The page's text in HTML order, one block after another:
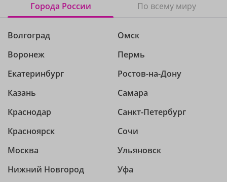
Города России По всему миру
Волгоград
Воронеж
Екатеринбург
Казань
Краснодар
Красноярск
Москва
Нижний Новгород
Омск
Пермь
Ростов-на-Дону
Самара
Санкт-Петербург
Сочи
Ульяновск
Уфа